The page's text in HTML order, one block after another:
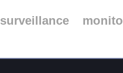
surveillance